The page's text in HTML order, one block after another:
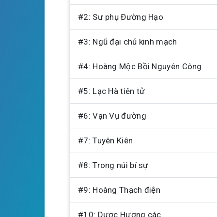
a
y
#2: Sư phụ Đường Hạo
#3: Ngũ đại chủ kinh mạch
#4: Hoàng Mộc Bồi Nguyên Công
#5: Lạc Hà tiên tử
#6: Vạn Vụ đường
#7: Tuyên Kiên
#8: Trong núi bí sự
#9: Hoàng Thạch điện
#10: Dược Hương các